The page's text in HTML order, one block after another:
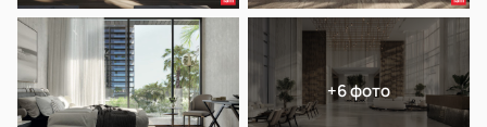
+6 фото